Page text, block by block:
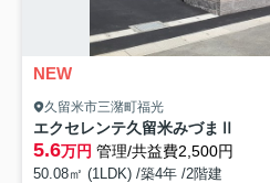
NEW
久留米市三潴町福光
エクセレンテ久留米みづまⅡ
5.6万円 管理/共益費2,500円
50.08㎡ (1LDK) /築4年 /2階建